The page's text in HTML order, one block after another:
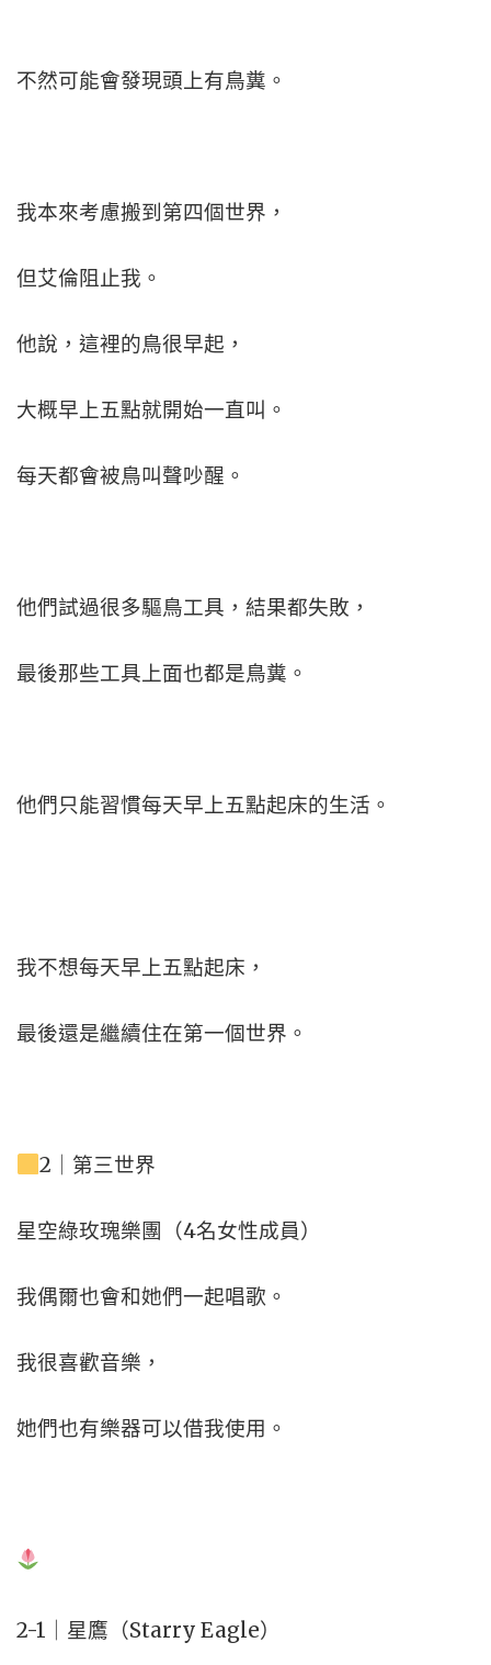
不然可能會發現頭上有鳥糞。
我本來考慮搬到第四個世界，
但艾倫阻止我。
他說，這裡的鳥很早起，
大概早上五點就開始一直叫。
每天都會被鳥叫聲吵醒。
他們試過很多驅鳥工具，結果都失敗，
最後那些工具上面也都是鳥糞。
他們只能習慣每天早上五點起床的生活。
我不想每天早上五點起床，
最後還是繼續住在第一個世界。
2｜第三世界
星空綠玫瑰樂團（4名女性成員）
我偶爾也會和她們一起唱歌。
我很喜歡音樂，
她們也有樂器可以借我使用。
2-1｜星鷹（Starry Eagle）